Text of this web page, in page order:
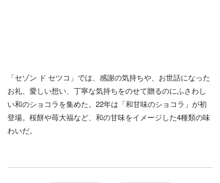
「セゾン ド セツコ」では、感謝の気持ちや、お世話になった
お礼、愛しい想い、丁寧な気持ちをのせて贈るのにふさわし
い和のショコラを集めた。22年は「和甘味のショコラ」が初
登場。桜餅や苺大福など、和の甘味をイメージした4種類の味
わいだ。